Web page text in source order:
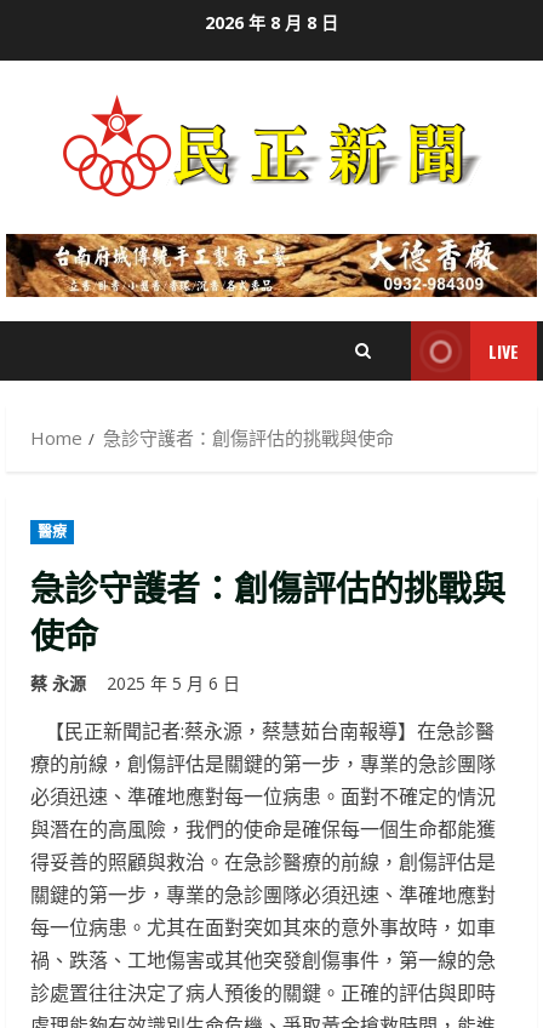
2026 年 8 月 8 日
LIVE
Home 急診守護者：創傷評估的挑戰與使命
醫療
急診守護者：創傷評估的挑戰與
使命
蔡 永源 2025 年 5 月 6 日
【民正新聞記者:蔡永源，蔡慧茹台南報導】在急診醫
療的前線，創傷評估是關鍵的第一步，專業的急診團隊
必須迅速、準確地應對每一位病患。面對不確定的情況
與潛在的高風險，我們的使命是確保每一個生命都能獲
得妥善的照顧與救治。在急診醫療的前線，創傷評估是
關鍵的第一步，專業的急診團隊必須迅速、準確地應對
每一位病患。尤其在面對突如其來的意外事故時，如車
禍、跌落、工地傷害或其他突發創傷事件，第一線的急
診處置往往決定了病人預後的關鍵。正確的評估與即時